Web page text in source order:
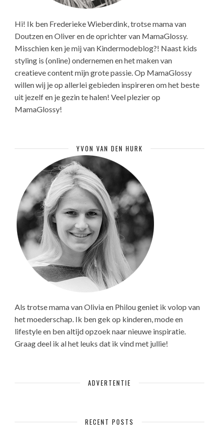
Hi! Ik ben Frederieke Wieberdink, trotse mama van
Doutzen en Oliver en de oprichter van MamaGlossy.
Misschien ken je mij van Kindermodeblog?! Naast kids
styling is (online) ondernemen en het maken van
creatieve content mijn grote passie. Op MamaGlossy
willen wij je op allerlei gebieden inspireren om het beste
uit jezelf en je gezin te halen! Veel plezier op
MamaGlossy!
YVON VAN DEN HURK
Als trotse mama van Olivia en Philou geniet ik volop van
het moederschap. Ik ben gek op kinderen, mode en
lifestyle en ben altijd opzoek naar nieuwe inspiratie.
Graag deel ik al het leuks dat ik vind met jullie!
ADVERTENTIE
RECENT POSTS